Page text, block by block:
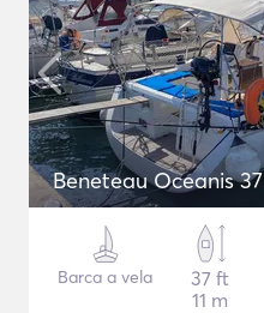
Beneteau Oceanis 37
Barca a vela
37 ft
11 m